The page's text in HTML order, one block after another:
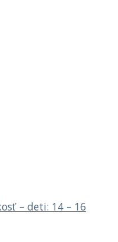
– deti: 14 – 16